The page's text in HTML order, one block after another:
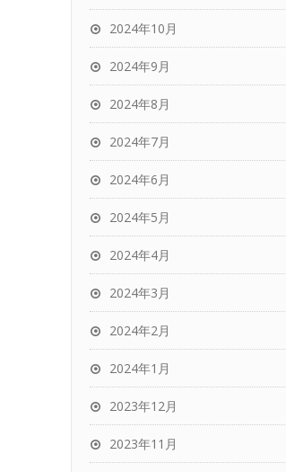
2024年10月
2024年9月
2024年8月
2024年7月
2024年6月
2024年5月
2024年4月
2024年3月
2024年2月
2024年1月
2023年12月
2023年11月